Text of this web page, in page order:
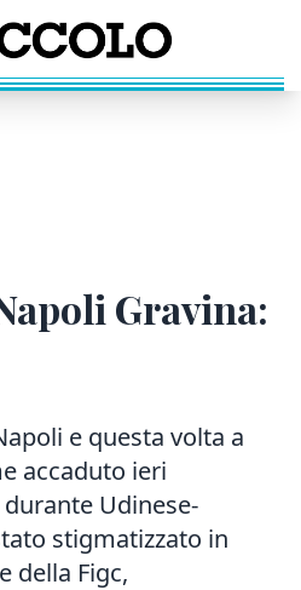
Gravina:
e questa volta a
accaduto ieri
Udinese-
stigmatizzato in
della Figc,